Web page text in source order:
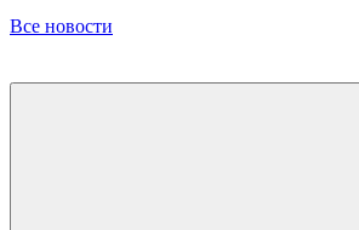
Все новости